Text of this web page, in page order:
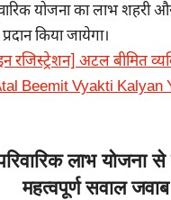
योजना का लाभ शहरी और
किया जायेगा।
रजिस्ट्रेशन] अटल बीमित
Beemit Vyakti Kalyan
परिवारिक लाभ
महत्वपूर्ण सवाल जवाब